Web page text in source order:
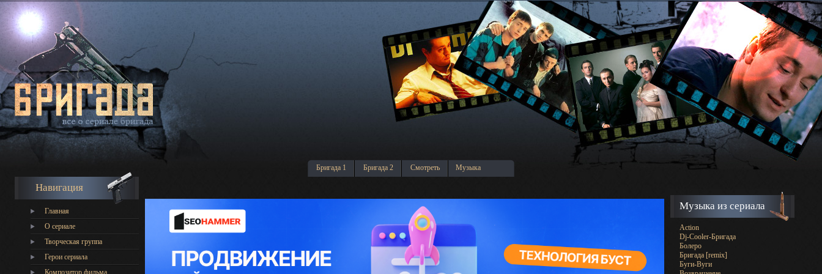
Бригада 1 Бригада 2 Смотреть Музыка
Навигация
Главная
О сериале
Творческая группа
Герои сериала
Композитор фильма
Музыка из сериала
Action
Dj-Cooler-Бригада
Болеро
Бригада [remix]
Буги-Вуги